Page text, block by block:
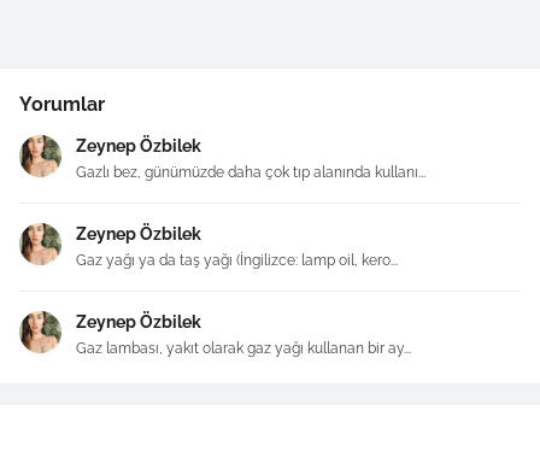
Yorumlar
Zeynep Özbilek
Gazlı bez, günümüzde daha çok tıp alanında kullanı...
Zeynep Özbilek
Gaz yağı ya da taş yağı (İngilizce: lamp oil, kero...
Zeynep Özbilek
Gaz lambası, yakıt olarak gaz yağı kullanan bir ay...